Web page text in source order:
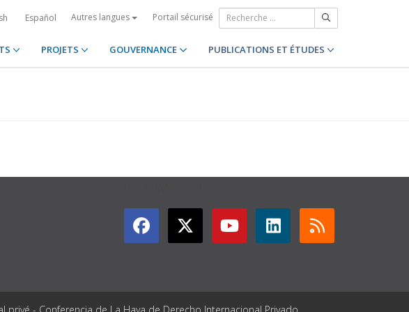
Español Autres langues Portail sécurisé
PROJETS GOUVERNANCE PUBLICATIONS ET ÉTUDES